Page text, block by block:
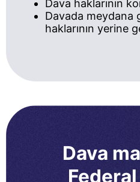
Dava haklarının
Davada meydana
haklarının yerine
Dava